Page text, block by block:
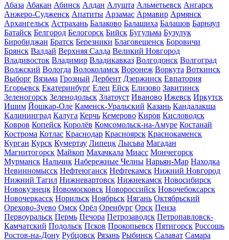
Абаза Абакан Абинск Алдан Алушта Альметьевск Ангарск
Анжеро-Судженск Апатиты Арзамас Армавир Армянск
Архангельск Астрахань Балаково Балашиха Балашов Барнаул
Батайск Белгород Белогорск Бийск Бугульма Бузулук
Биробиджан Братск Березники Благовещенск Боровичи
Брянск Валдай Верхняя Салда Великий Новгород
Владивосток Владимир Владикавказ Волгодонск Волгоград
Волжский Вологда Волоколамск Воронеж Воркута Воткинск
Выборг Вязьма Грозный Дербент Дзержинск Евпатория
Егорьевск Екатеринбург Елец Ейск Елизово Завитинск
Зеленогорск Зеленодольск Златоуст Иваново Ижевск Иркутск
Ишим Йошкар-Оле Каменск-Уральский Казань Кандалакша
Калининград Калуга Керчь Кемерово Киров Кисловодск
Ковров Копейск Королёв Комсомольск-на-Амуре Костанай
Кострома Котлас Краснодар Красноярск Краснокаменск
Курган Курск Кумертау Липецк Лысьва Магадан
Магнитогорск Майкоп Махачкала Миасс Мончегорск
Мурманск Нальчик Набережные Челны Нарьян-Мар Находка
Невинномысск Нефтеюганск Нефтекамск Нижний Новгород
Нижний Тагил Нижневартовск Нижнекамск Новосибирск
Новокузнецк Новомосковск Новороссийск Новочебоксарск
Новочеркасск Норильск Ноябрьск Нягань Октябрьский
Орехово-Зуево Омск Орёл Оренбург Орск Пенза
Первоуральск Пермь Печора Петрозаводск Петропавловск-
Камчатский Подольск Псков Прокопьевск Пятигорск Россошь
Ростов-на-Дону Рубцовск Рязань Рыбинск Салават Самара